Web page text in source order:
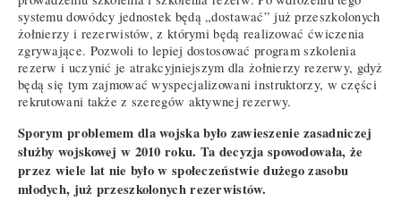
systemu dowódcy jednostek będą „dostawać” już przeszkolonych
żołnierzy i rezerwistów, z którymi będą realizować ćwiczenia
zgrywające. Pozwoli to lepiej dostosować program szkolenia
rezerw i uczynić je atrakcyjniejszym dla żołnierzy rezerwy, gdyż
będą się tym zajmować wyspecjalizowani instruktorzy, w części
rekrutowani także z szeregów aktywnej rezerwy.
Sporym problemem dla wojska było zawieszenie zasadniczej
służby wojskowej w 2010 roku. Ta decyzja spowodowała, że
przez wiele lat nie było w społeczeństwie dużego zasobu
młodych, już przeszkolonych rezerwistów.